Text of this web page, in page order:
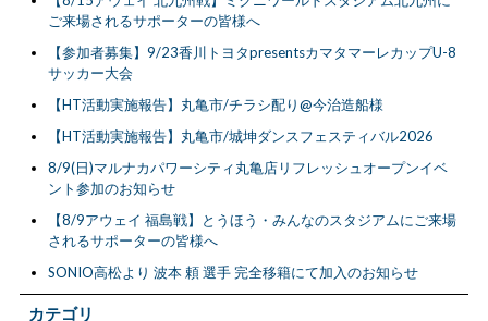
カテゴリ
ご来場されるサポーターの皆様へ
【参加者募集】9/23香川トヨタpresentsカマタマーレカップU-8
サッカー大会
【HT活動実施報告】丸亀市/チラシ配り@今治造船様
【HT活動実施報告】丸亀市/城坤ダンスフェスティバル2026
8/9(日)マルナカパワーシティ丸亀店リフレッシュオープンイベ
ント参加のお知らせ
【8/9アウェイ 福島戦】とうほう・みんなのスタジアムにご来場
されるサポーターの皆様へ
SONIO高松より 波本 頼 選手 完全移籍にて加入のお知らせ